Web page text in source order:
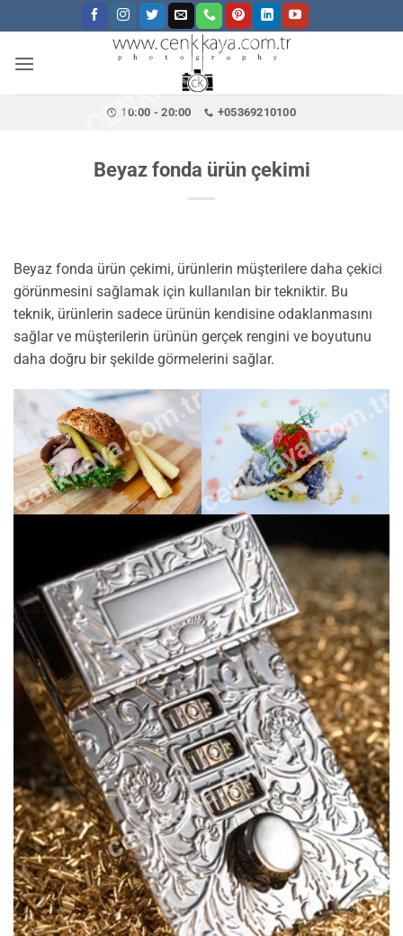
atla
CENKKAYA.COM.TR
10:00 - 20:00 +05369210100
Beyaz fonda ürün çekimi
Beyaz fonda ürün çekimi, ürünlerin müşterilere daha çekici
görünmesini sağlamak için kullanılan bir tekniktir. Bu
teknik, ürünlerin sadece ürünün kendisine odaklanmasını
sağlar ve müşterilerin ürünün gerçek rengini ve boyutunu
daha doğru bir şekilde görmelerini sağlar.
cenkkaya.com.trcenkkaya.com.tr
cenkkaya.com.tr